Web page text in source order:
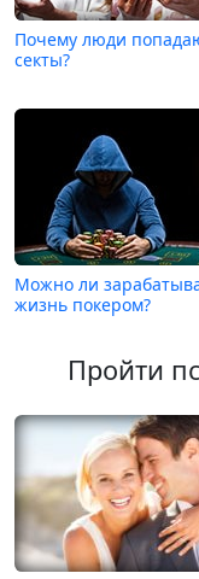
Почему люди
секты?
Можно ли
жизнь покером?
Пройти